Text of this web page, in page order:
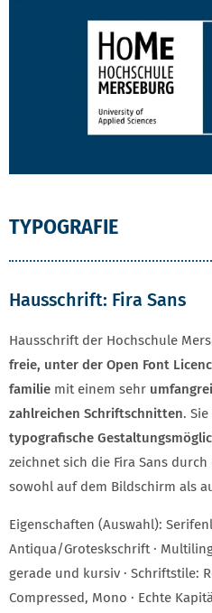
TYPOGRAFIE
Hausschrift: Fira Sans
Hausschrift der Hochschule
freie, unter der Open Font
familie mit einem sehr
zahlreichen Schrift­schnitten.
typografische
zeichnet sich die Fira Sans durch
sowohl auf dem Bildschirm als
Eigenschaften (Auswahl):
Antiqua/Groteskschrift ·
gerade und kursiv · Schriftstile:
Compressed, Mono · Echte